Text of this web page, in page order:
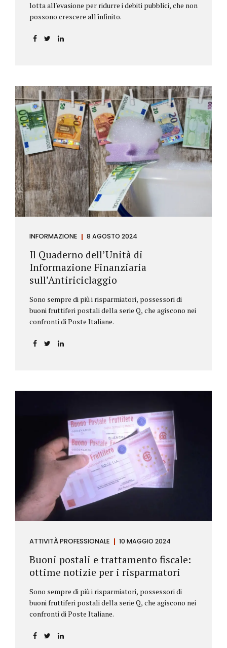
lotta all'evasione per ridurre i debiti pubblici, che non
possono crescere all'infinito.
INFORMAZIONE 8 AGOSTO 2024
Il Quaderno dell’Unità di
Informazione Finanziaria
sull’Antiriciclaggio
Sono sempre di più i risparmiatori, possessori di
buoni fruttiferi postali della serie Q, che agiscono nei
confronti di Poste Italiane.
ATTIVITÀ PROFESSIONALE 10 MAGGIO 2024
Buoni postali e trattamento fiscale:
ottime notizie per i risparmatori
Sono sempre di più i risparmiatori, possessori di
buoni fruttiferi postali della serie Q, che agiscono nei
confronti di Poste Italiane.